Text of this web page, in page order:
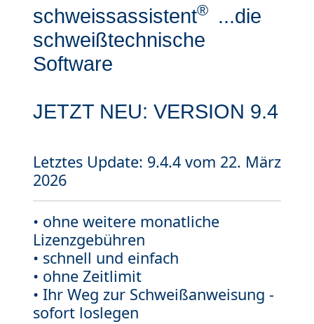
schweissassistent®
...die
schweißtechnische
Software
JETZT NEU: VERSION 9.4
Letztes Update: 9.4.4 vom 22. März
2026
• ohne weitere monatliche
Lizenzgebühren
• schnell und einfach
• ohne Zeitlimit
• Ihr Weg zur Schweißanweisung -
sofort loslegen